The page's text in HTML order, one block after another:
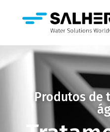
Produtos de